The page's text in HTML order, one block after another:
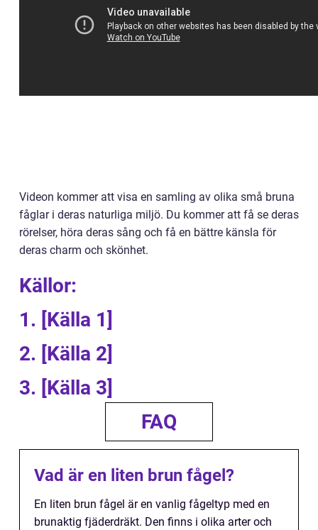
Videon kommer att visa en samling av olika små bruna
fåglar i deras naturliga miljö. Du kommer att få se deras
rörelser, höra deras sång och få en bättre känsla för
deras charm och skönhet.
Källor:
1. [Källa 1]
2. [Källa 2]
3. [Källa 3]
FAQ
Vad är en liten brun fågel?
En liten brun fågel är en vanlig fågeltyp med en
brunaktig fjäderdräkt. Den finns i olika arter och